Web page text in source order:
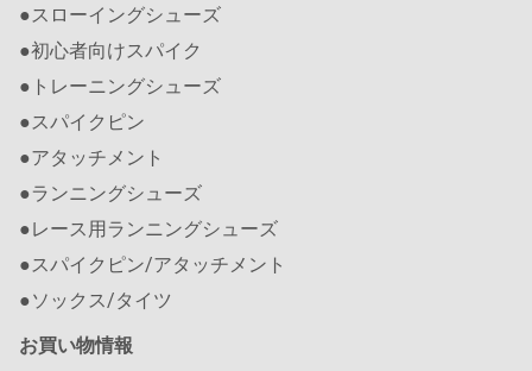
●スローイングシューズ
●初心者向けスパイク
●トレーニングシューズ
●スパイクピン
●アタッチメント
●ランニングシューズ
●レース用ランニングシューズ
●スパイクピン/アタッチメント
●ソックス/タイツ
お買い物情報